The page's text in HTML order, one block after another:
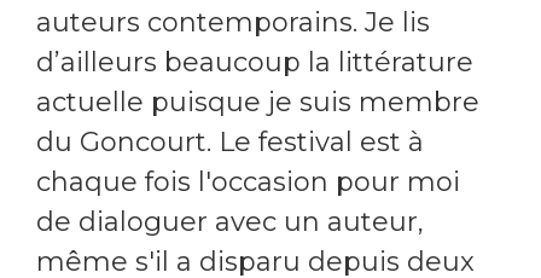
auteurs contemporains. Je lis
d’ailleurs beaucoup la littérature
actuelle puisque je suis membre
du Goncourt. Le festival est à
chaque fois l'occasion pour moi
de dialoguer avec un auteur,
même s'il a disparu depuis deux